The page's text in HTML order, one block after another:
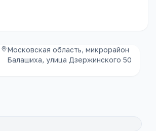
Московская область, микрорайон
Балашиха, улица Дзержинского 50